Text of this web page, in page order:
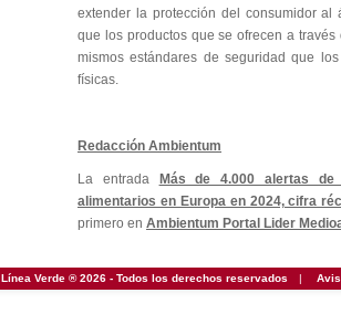
extender la protección del consumidor al
que los productos que se ofrecen a
mismos estándares de seguridad que
físicas.
Redacción Ambientum
La entrada
Más de 4.000 alertas de
alimentarios en Europa en 2024, cifra
primero en Ambientum Portal Lider
Línea Verde ® 2026 - Todos los derechos reservados |